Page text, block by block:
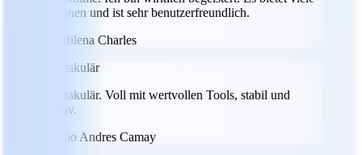
Optionen und ist sehr benutzerfreundlich.
Milena Charles
Spektakulär
Spektakulär. Voll mit wertvollen Tools, stabil und
intuitiv.
Julio Andres Camay